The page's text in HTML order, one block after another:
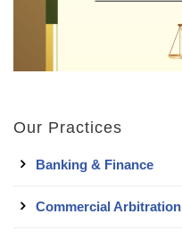
Our Practices
Banking & Finance
Commercial Arbitration